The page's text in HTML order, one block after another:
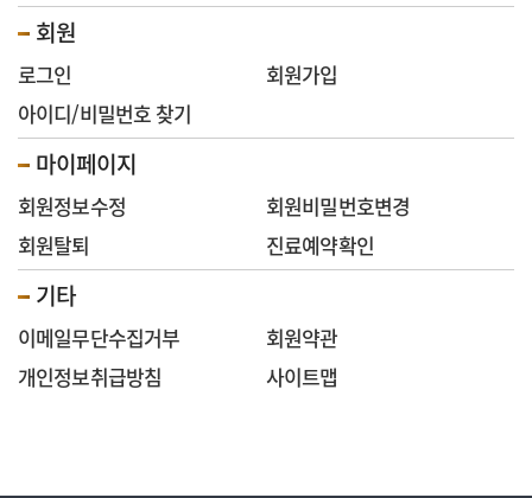
회원
로그인
회원가입
아이디/비밀번호 찾기
마이페이지
회원정보수정
회원비밀번호변경
회원탈퇴
진료예약확인
기타
이메일무단수집거부
회원약관
개인정보취급방침
사이트맵